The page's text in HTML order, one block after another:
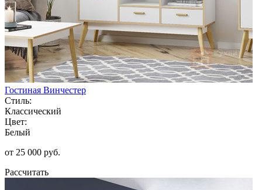
Гостиная Винчестер
Стиль:
Классический
Цвет:
Белый
от 25 000 руб.
Рассчитать